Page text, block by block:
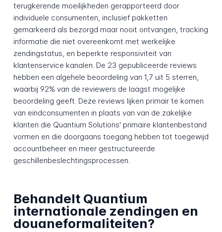
terugkerende moeilijkheden gerapporteerd door
individuele consumenten, inclusief pakketten
gemarkeerd als bezorgd maar nooit ontvangen, tracking
informatie die niet overeenkomt met werkelijke
zendingstatus, en beperkte responsiviteit van
klantenservice kanalen. De 23 gepubliceerde reviews
hebben een algehele beoordeling van 1,7 uit 5 sterren,
waarbij 92% van de reviewers de laagst mogelijke
beoordeling geeft. Deze reviews lijken primair te komen
van eindconsumenten in plaats van van de zakelijke
klanten die Quantium Solutions' primaire klantenbestand
vormen en die doorgaans toegang hebben tot toegewijd
accountbeheer en meer gestructureerde
geschillenbeslechtingsprocessen.
Behandelt Quantium
internationale zendingen en
douaneformaliteiten?